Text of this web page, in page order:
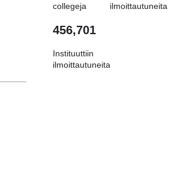
collegeja
ilmoittautuneita
456,701
Instituuttiin
ilmoittautuneita